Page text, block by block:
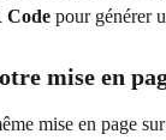
Code pour générer
mise en
mise en page